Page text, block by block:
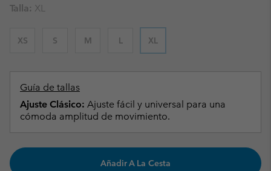
Talla: XL
XS S M L XL
Guía de tallas
Ajuste Clásico: Ajuste fácil y universal para una
cómoda amplitud de movimiento.
Añadir A La Cesta